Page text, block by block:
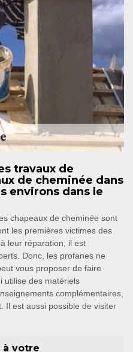
travaux de
de cheminée dans
environs dans le
chapeaux de cheminée sont
les premières victimes des
leur réparation, il est
Donc, les profanes ne
vous proposer de faire
utilise des matériels
complémentaires,
Il est aussi possible de visiter
à votre